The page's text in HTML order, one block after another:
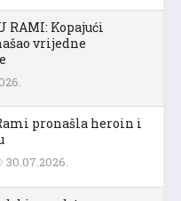
RAMI: Kopajući
vrijedne
pronašla heroin i
30.07.2026.